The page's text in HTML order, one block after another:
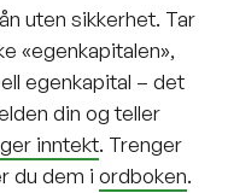
uten sikkerhet. Tar
«egenkapitalen»,
egenkapital – det
din og teller
inntekt. Trenger
du dem i ordboken.